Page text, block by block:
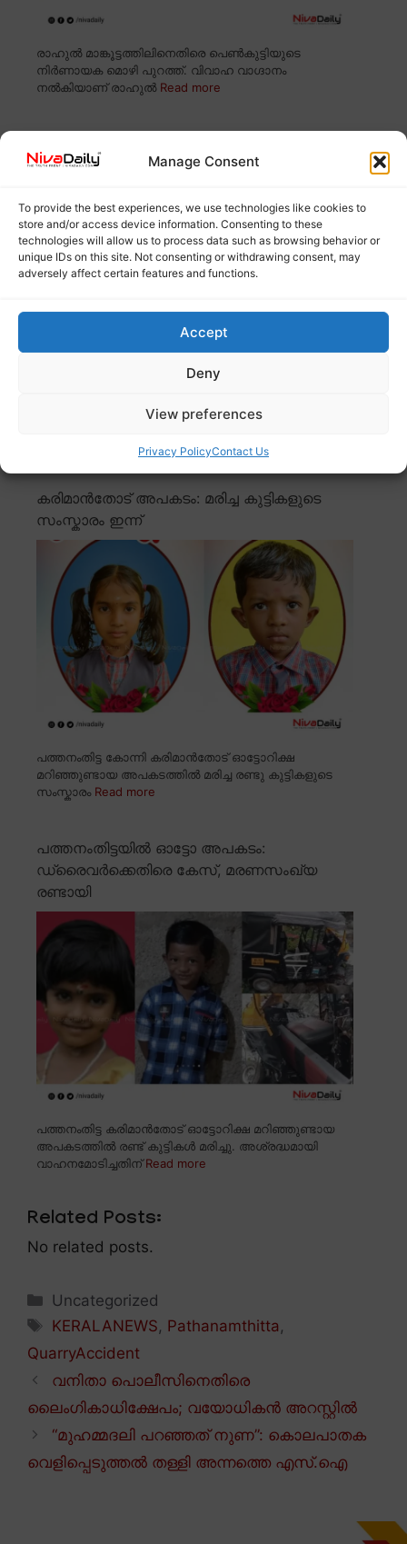
Manage Consent
To provide the best experiences, we use technologies like cookies to
store and/or access device information. Consenting to these
technologies will allow us to process data such as browsing behavior or
unique IDs on this site. Not consenting or withdrawing consent, may
adversely affect certain features and functions.
Accept
Deny
View preferences
Privacy PolicyContact Us
രാഹുൽ മാങ്കൂട്ടത്തിലിനെതിരെ പെൺകുട്ടിയുടെ
നിർണായക മൊഴി പുറത്ത്. വിവാഹ വാഗ്ദാനം
നൽകിയാണ് രാഹുൽ Read more
വോട്ടർമാരെന്ന് സിപിഐഎം; തിരഞ്ഞെടുപ്പ്
പത്തനംതിട്ട നഗരസഭയിലെ ഒന്നാം വാർഡിൽ ഒരു വീട്ടിൽ
കരിമാൻതോട് അപകടം: മരിച്ച കുട്ടികളുടെ
സംസ്കാരം ഇന്ന്
പത്തനംതിട്ട കോന്നി കരിമാൻതോട് ഓട്ടോറിക്ഷ
മറിഞ്ഞുണ്ടായ അപകടത്തിൽ മരിച്ച രണ്ടു കുട്ടികളുടെ
സംസ്കാരം Read more
പത്തനംതിട്ടയിൽ ഓട്ടോ അപകടം:
ഡ്രൈവർക്കെതിരെ കേസ്, മരണസംഖ്യ
രണ്ടായി
പത്തനംതിട്ട കരിമാൻതോട് ഓട്ടോറിക്ഷ മറിഞ്ഞുണ്ടായ
അപകടത്തിൽ രണ്ട് കുട്ടികൾ മരിച്ചു. അശ്രദ്ധമായി
വാഹനമോടിച്ചതിന്Read more
Related Posts:
No related posts.
Categories
Uncategorized
Tags
KERALANEWS, Pathanamthitta ,
QuarryAccident
വനിതാ പൊലീസിനെതിരെ
ലൈംഗികാധിക്ഷേപം; വയോധികൻ അറസ്റ്റിൽ
“മുഹമ്മദലി പറഞ്ഞത് നുണ”: കൊലപാതക
വെളിപ്പെടുത്തൽ തള്ളി അന്നത്തെ എസ്.ഐ